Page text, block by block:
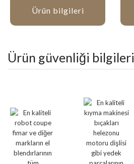
Ürün bilgileri
Ürün güvenliği bilgileri